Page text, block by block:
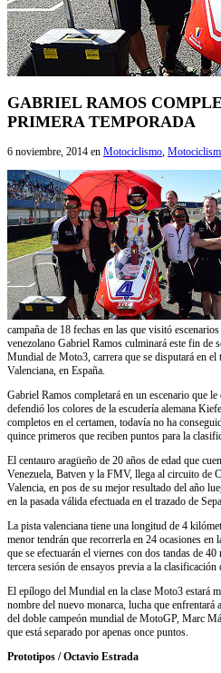
GABRIEL RAMOS
PRIMERA TEMPORADA
6 noviembre, 2014 en Motociclismo
campaña de 18 fechas en las que visitó
venezolano Gabriel Ramos culminará este fin de
Mundial de Moto3, carrera que se disputará en
Valenciana, en España.
Gabriel Ramos completará en un escenario que
defendió los colores de la escudería alemana
completos en el certamen, todavía no ha
quince primeros que reciben puntos para la
El centauro aragüeño de 20 años de edad que
Venezuela, Batven y la FMV, llega al circuito de
Valencia, en pos de su mejor resultado del año
en la pasada válida efectuada en el trazado de
La pista valenciana tiene una longitud de 4
menor tendrán que recorrerla en 24 ocasiones
que se efectuarán el viernes con dos tandas de
tercera sesión de ensayos previa a la clasificación
El epílogo del Mundial en la clase Moto3 estará
nombre del nuevo monarca, lucha que
del doble campeón mundial de MotoGP, Marc
que está separado por apenas once puntos.
Prototipos / Octavio Estrada